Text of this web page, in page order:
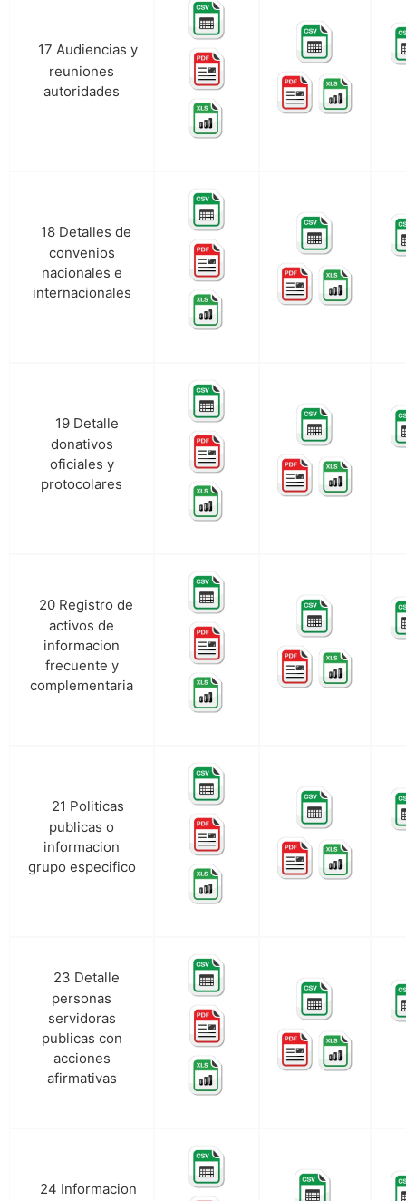
17 Audiencias y
reuniones
autoridades
18 Detalles de
convenios
nacionales e
internacionales
19 Detalle
donativos
oficiales y
protocolares
20 Registro de
activos de
informacion
frecuente y
complementaria
21 Politicas
publicas o
informacion
grupo especifico
23 Detalle
personas
servidoras
publicas con
acciones
afirmativas
24 Informacion